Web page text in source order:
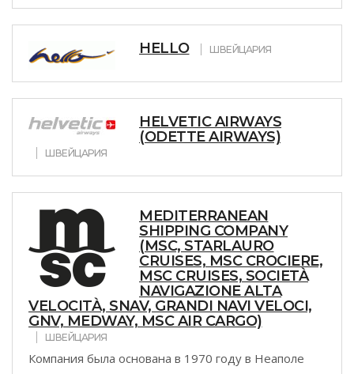
HELLO ШВЕЙЦАРИЯ
HELVETIC AIRWAYS
(ODETTE AIRWAYS)
ШВЕЙЦАРИЯ
MEDITERRANEAN
SHIPPING COMPANY
(MSC, STARLAURO
CRUISES, MSC CROCIERE,
MSC CRUISES, SOCIETÀ
NAVIGAZIONE ALTA
VELOCITÀ, SNAV, GRANDI NAVI VELOCI,
GNV, MEDWAY, MSC AIR CARGO)
ШВЕЙЦАРИЯ
Компания была основана в 1970 году в Неаполе